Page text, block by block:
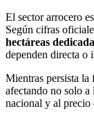
El sector arrocero
Según cifras
hectáreas
dependen directa o
Mientras persista la
afectando no solo
nacional y al precio